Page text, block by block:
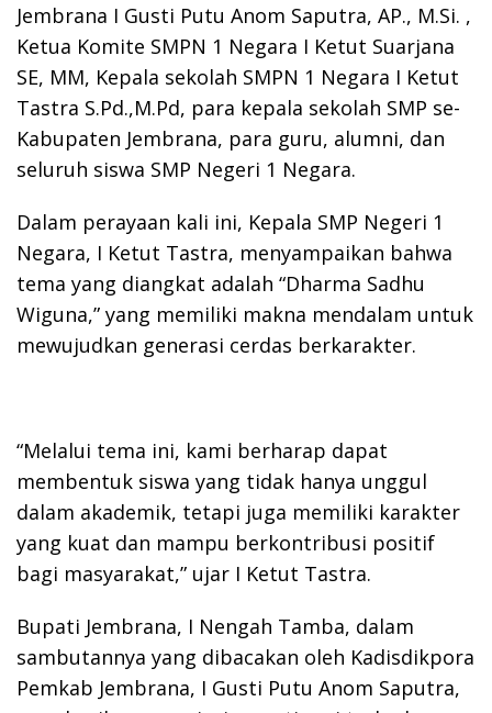
Jembrana I Gusti Putu Anom Saputra, AP., M.Si. ,
Ketua Komite SMPN 1 Negara I Ketut Suarjana
SE, MM, Kepala sekolah SMPN 1 Negara I Ketut
Tastra S.Pd.,M.Pd, para kepala sekolah SMP se-
Kabupaten Jembrana, para guru, alumni, dan
seluruh siswa SMP Negeri 1 Negara.
Dalam perayaan kali ini, Kepala SMP Negeri 1
Negara, I Ketut Tastra, menyampaikan bahwa
tema yang diangkat adalah “Dharma Sadhu
Wiguna,” yang memiliki makna mendalam untuk
mewujudkan generasi cerdas berkarakter.
“Melalui tema ini, kami berharap dapat
membentuk siswa yang tidak hanya unggul
dalam akademik, tetapi juga memiliki karakter
yang kuat dan mampu berkontribusi positif
bagi masyarakat,” ujar I Ketut Tastra.
Bupati Jembrana, I Nengah Tamba, dalam
sambutannya yang dibacakan oleh Kadisdikpora
Pemkab Jembrana, I Gusti Putu Anom Saputra,